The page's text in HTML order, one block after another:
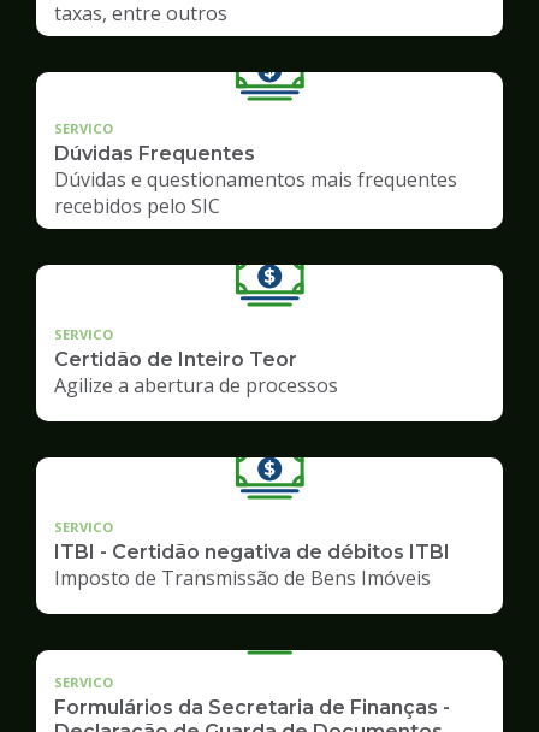
taxas, entre outros
SERVICO
Dúvidas Frequentes
Dúvidas e questionamentos mais frequentes
recebidos pelo SIC
SERVICO
Certidão de Inteiro Teor
Agilize a abertura de processos
SERVICO
ITBI - Certidão negativa de débitos ITBI
Imposto de Transmissão de Bens Imóveis
SERVICO
Formulários da Secretaria de Finanças -